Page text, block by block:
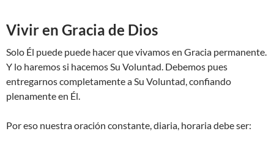
Vivir en Gracia de Dios
Solo Él puede puede hacer que vivamos en Gracia permanente.
Y lo haremos si hacemos Su Voluntad. Debemos pues
entregarnos completamente a Su Voluntad, confiando
plenamente en Él.
Por eso nuestra oración constante, diaria, horaria debe ser: